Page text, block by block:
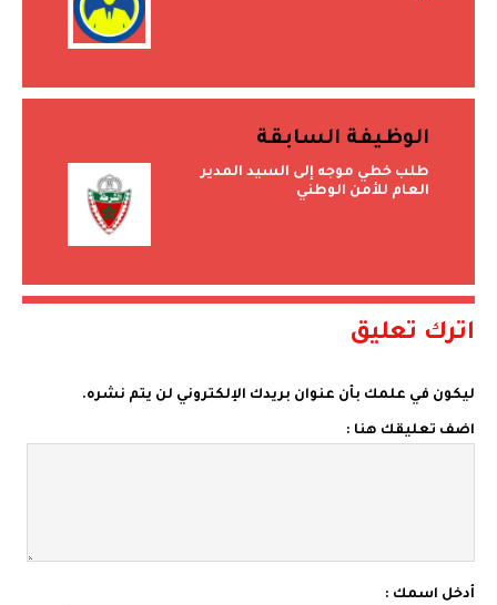
الوظيفة السابقة
طلب خطي موجه إلى السيد المدير
العام للأمن الوطني
اترك تعليق
ليكون في علمك بأن عنوان بريدك الإلكتروني لن يتم نشره.
اضف تعليقك هنا :
أدخل اسمك :